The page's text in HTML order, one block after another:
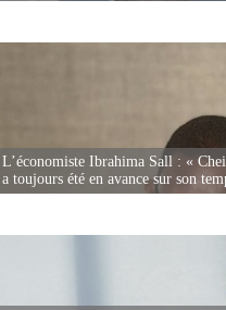
L’économiste Ibrahima Sall : «
a toujours été en avance sur son